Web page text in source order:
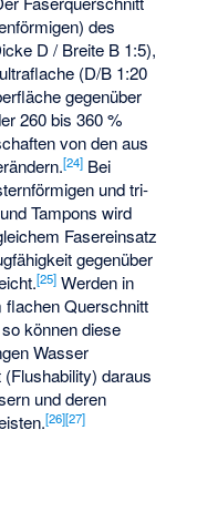
des
D / Breite B 1:5),
(D/B 1:20
gegenüber
260 bis 360 %
von den aus
[24] Bei
und tri-
Tampons wird
Fasereinsatz
gegenüber
[25] Werden in
flachen Querschnitt
können diese
Wasser
daraus
und deren
[26][27]